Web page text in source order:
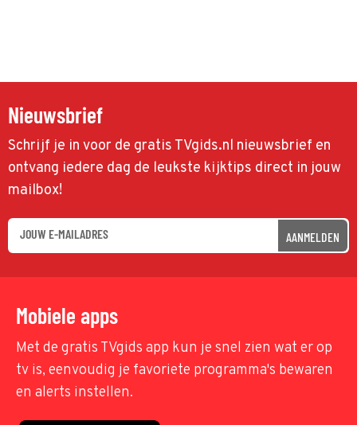
Nieuwsbrief
Schrijf je in voor de gratis TVgids.nl nieuwsbrief en
ontvang iedere dag de leukste kijktips direct in jouw
mailbox!
AANMELDEN
Mobiele apps
Met de gratis TVgids app kun je snel zien wat er op
tv is, eenvoudig je favoriete programma's bewaren
en alerts instellen.